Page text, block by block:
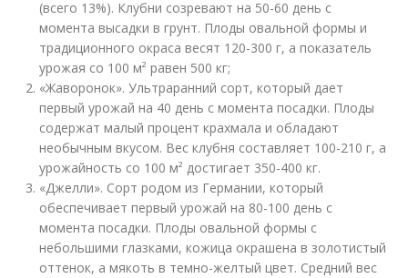
(всего 13%). Клубни созревают на 50-60 день с
момента высадки в грунт. Плоды овальной формы и
традиционного окраса весят 120-300 г, а показатель
урожая со 100 м² равен 500 кг;
«Жаворонок». Ультраранний сорт, который дает
первый урожай на 40 день с момента посадки. Плоды
содержат малый процент крахмала и обладают
необычным вкусом. Вес клубня составляет 100-210 г, а
урожайность со 100 м² достигает 350-400 кг.
«Джелли». Сорт родом из Германии, который
обеспечивает первый урожай на 80-100 день с
момента посадки. Плоды овальной формы с
небольшими глазками, кожица окрашена в золотистый
оттенок, а мякоть в темно-желтый цвет. Средний вес